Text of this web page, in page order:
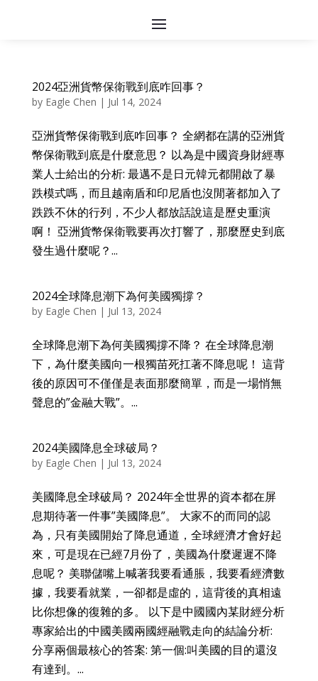
2024亞洲貨幣保衛戰到底咋回事？
by Eagle Chen | Jul 14, 2024
亞洲貨幣保衛戰到底咋回事？ 全網都在講的亞洲貨
幣保衛戰到底是什麼意思？ 以為是中國資身財經專
業人士給出的分析: 最邁不是日元韓元都開啟了暴
跌模式嗎，而且越南盾和印尼盾也沒閒著都加入了
跌跌不休的行列，不少人都放話說這是歷史重演
啊！ 亞洲貨幣保衛戰要再次打響了，那麼歷史到底
發生過什麼呢？...
2024全球降息潮下為何美國獨撐？
by Eagle Chen | Jul 13, 2024
全球降息潮下為何美國獨撐不降？ 在全球降息潮
下，為什麼美國向一根獨苗死扛著不降息呢！ 這背
後的原因可不僅僅是表面那麼簡單，而是一場悄無
聲息的”金融大戰”。...
2024美國降息全球破局？
by Eagle Chen | Jul 13, 2024
美國降息全球破局？ 2024年全世界的資本都在屏
息期待著一件事”美國降息”。 大家不的而同的認
為，只有美國開始了降息通道，全球經濟才會好起
來，可是現在已經7月份了，美國為什麼遲遲不降
息呢？ 美聯儲嘴上喊著我要看通脹，我要看經濟數
據，我要看就業，一卻都是虛的，這背後的真相遠
比你想像的復雜的多。 以下是中國國內某財經分析
專家給出的中國美國兩國經融戰走向的結論分析:
分享兩個最核心的答案: 第一個:叫美國的目的還沒
有達到。...